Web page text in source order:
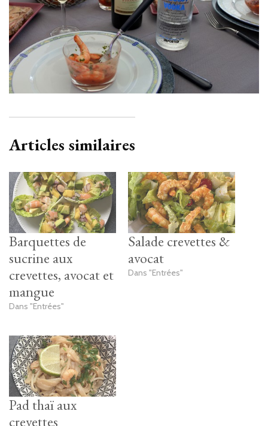
Articles similaires
Barquettes de
sucrine aux
crevettes, avocat et
mangue
Dans "Entrées"
Salade crevettes &
avocat
Dans "Entrées"
Pad thaï aux
crevettes